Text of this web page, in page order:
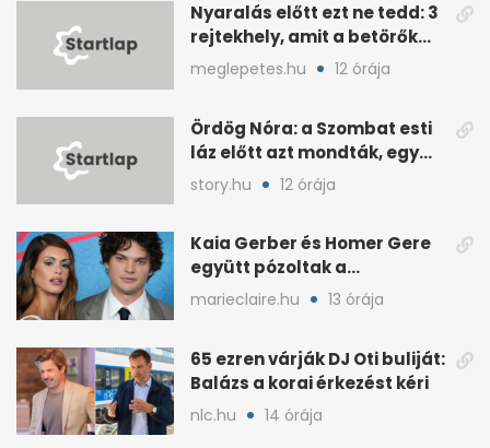
Nyaralás előtt ezt ne tedd: 3
rejtekhely, amit a betörők
ismernek
meglepetes.hu 12 órája
Ördög Nóra: a Szombat esti
láz előtt azt mondták, egy
hét alatt fogyjon
story.hu 12 órája
Kaia Gerber és Homer Gere
együtt pózoltak a
sorozatpremieren
marieclaire.hu 13 órája
65 ezren várják DJ Oti buliját:
Balázs a korai érkezést kéri
nlc.hu 14 órája